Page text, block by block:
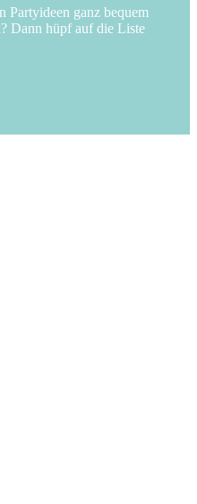
Partyideen ganz bequem
Dann hüpf auf die Liste